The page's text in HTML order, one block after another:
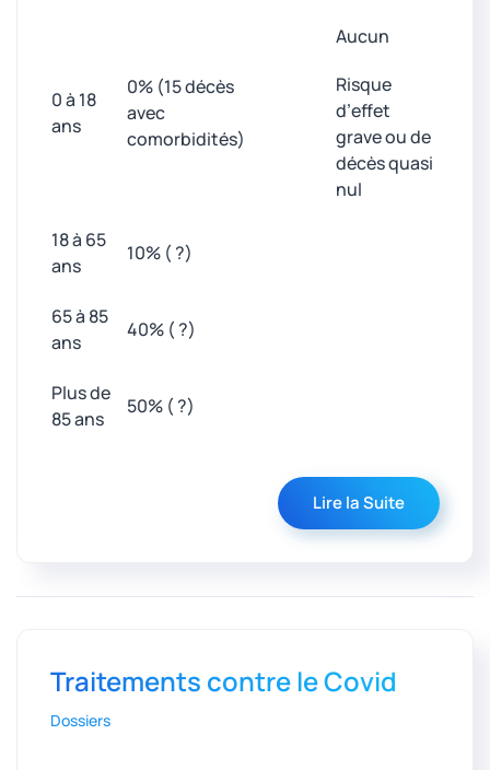
0 à 18
ans
0% (15 décès
avec
comorbidités)
Aucun
Risque
d’effet
grave ou de
décès quasi
nul
18 à 65
ans
10% ( ?)
65 à 85
ans
40% ( ?)
Plus de
85 ans
50% ( ?)
Lire la Suite
Traitements contre le Covid
Dossiers